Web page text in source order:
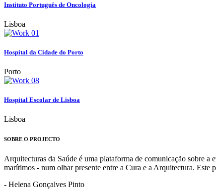
Instituto Português de Oncologia
Lisboa
Hospital da Cidade do Porto
Porto
Hospital Escolar de Lisboa
Lisboa
SOBRE O PROJECTO
Arquitecturas da Saúde é uma plataforma de comunicação sobre a
marítimos - num olhar presente entre a Cura e a Arquitectura.
- Helena Gonçalves Pinto